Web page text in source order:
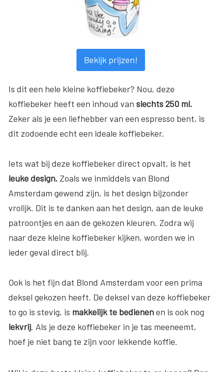
Bekijk prijzen!
Is dit een hele kleine koffiebeker? Nou, deze
koffiebeker heeft een inhoud van slechts 250 ml.
Zeker als je een liefhebber van een espresso bent, is
dit zodoende echt een ideale koffiebeker.
Iets wat bij deze koffiebeker direct opvalt, is het
leuke design. Zoals we inmiddels van Blond
Amsterdam gewend zijn, is het design bijzonder
vrolijk. Dit is te danken aan het design, aan de leuke
patroontjes en aan de gekozen kleuren. Zodra wij
naar deze kleine koffiebeker kijken, worden we in
ieder geval direct blij.
Ook is het fijn dat Blond Amsterdam voor een prima
deksel gekozen heeft. De deksel van deze koffiebeker
to go is stevig, is makkelijk te bedienenen is ook nog
lekvrij. Als je deze koffiebeker in je tas meeneemt,
hoef je niet bang te zijn voor lekkende koffie.